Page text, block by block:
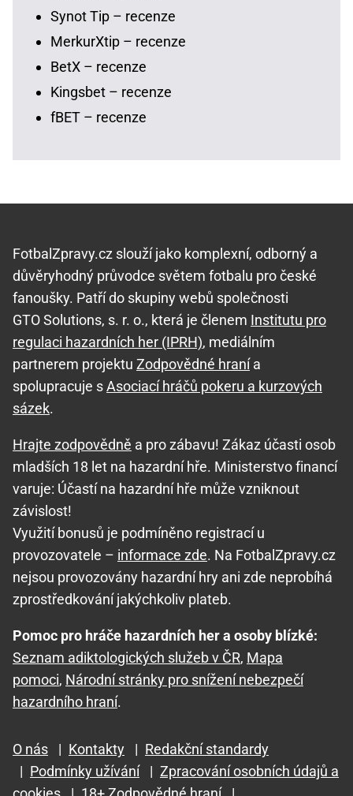
Synot Tip – recenze
MerkurXtip – recenze
BetX – recenze
Kingsbet – recenze
fBET – recenze
FotbalZpravy.cz slouží jako komplexní, odborný a
důvěryhodný průvodce světem fotbalu pro české
fanoušky. Patří do skupiny webů společnosti
GTO Solutions, s. r. o., která je členem Institutu pro
regulaci hazardních her (IPRH), mediálním
partnerem projektu Zodpovědné hranía
spolupracuje sAsociací hráčů pokeru a kurzových
sázek.
Hrajte zodpovědně a pro zábavu! Zákaz účasti osob
mladších 18 let na hazardní hře. Ministerstvo financí
varuje: Účastí na hazardní hře může vzniknout
závislost!
Využití bonusů je podmíněno registrací u
provozovatele – informace zde. Na FotbalZpravy.cz
nejsou provozovány hazardní hry ani zde neprobíhá
zprostředkování jakýchkoliv plateb.
Pomoc pro hráče hazardních her a osoby blízké:
Seznam adiktologických služeb v ČR, Mapa
pomoci, Národní stránky pro snížení nebezpečí
hazardního hraní.
O nás | Kontakty | Redakční standardy
| Podmínky užívání | Zpracování osobních údajů a